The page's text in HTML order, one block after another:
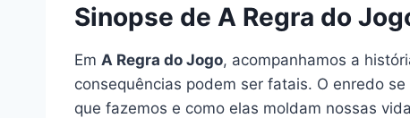
Sinopse de A Regra do
Em A Regra do Jogo, acompanhamos a
consequências podem ser fatais. O enredo
que fazemos e como elas moldam nossas